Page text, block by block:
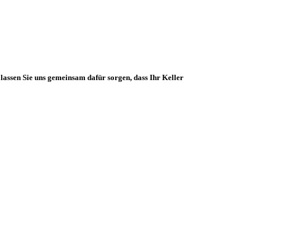
Sie uns gemeinsam dafür sorgen, dass Ihr Keller